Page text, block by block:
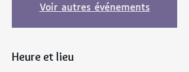
Voir autres événements
Heure et lieu